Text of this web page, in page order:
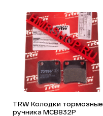
TRW Колодки тормозные
ручника MCB832P